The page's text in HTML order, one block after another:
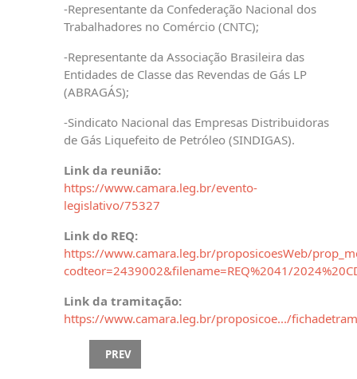
-Representante da Confederação Nacional dos
Trabalhadores no Comércio (CNTC);
-Representante da Associação Brasileira das
Entidades de Classe das Revendas de Gás LP
(ABRAGÁS);
-Sindicato Nacional das Empresas Distribuidoras
de Gás Liquefeito de Petróleo (SINDIGAS).
Link da reunião:
https://www.camara.leg.br/evento-
legislativo/75327
Link do REQ:
https://www.camara.leg.br/proposicoesWeb/
codteor=2439002&filename=REQ%2041/
Link da tramitação:
https://www.camara.leg.br/proposicoe.../
PREVIOUS ARTICLE: REQ 2/2025 (CTRAB) -
PREV